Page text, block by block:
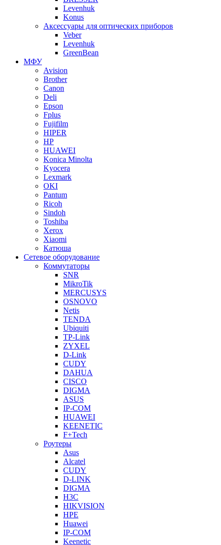
Levenhuk
Konus
Аксессуары для оптических приборов
Veber
Levenhuk
GreenBean
МФУ
Avision
Brother
Canon
Deli
Epson
Fplus
Fujifilm
HIPER
HP
HUAWEI
Konica Minolta
Kyocera
Lexmark
OKI
Pantum
Ricoh
Sindoh
Toshiba
Xerox
Xiaomi
Катюша
Сетевое оборудование
Коммутаторы
SNR
MikroTik
MERCUSYS
OSNOVO
Netis
TENDA
Ubiquiti
TP-Link
ZYXEL
D-Link
CUDY
DAHUA
CISCO
DIGMA
ASUS
IP-COM
HUAWEI
KEENETIC
F+Tech
Роутеры
Asus
Alcatel
CUDY
D-LINK
DIGMA
H3C
HIKVISION
HPE
Huawei
IP-COM
Keenetic